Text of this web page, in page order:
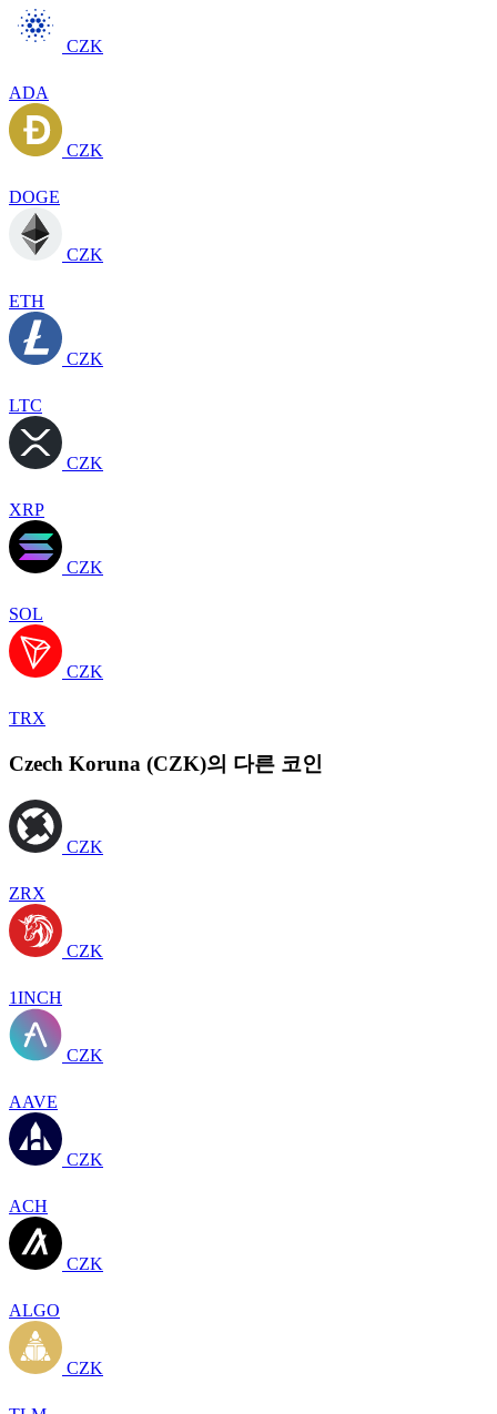
CZK
ADA
CZK
DOGE
CZK
ETH
CZK
LTC
CZK
XRP
CZK
SOL
CZK
TRX
Czech Koruna (CZK)의 다른 코인
CZK
ZRX
CZK
1INCH
CZK
AAVE
CZK
ACH
CZK
ALGO
CZK